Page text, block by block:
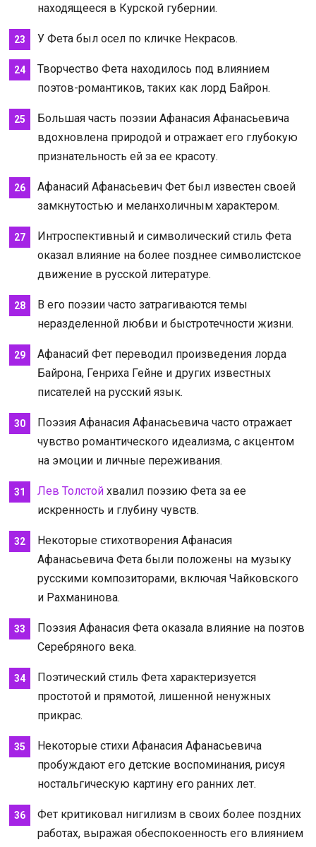
находящееся в Курской губернии.
У Фета был осел по кличке Некрасов.
Творчество Фета находилось под влиянием
поэтов-романтиков, таких как лорд Байрон.
Большая часть поэзии Афанасия Афанасьевича
вдохновлена природой и отражает его глубокую
признательность ей за ее красоту.
Афанасий Афанасьевич Фет был известен своей
замкнутостью и меланхоличным характером.
Интроспективный и символический стиль Фета
оказал влияние на более позднее символистское
движение в русской литературе.
В его поэзии часто затрагиваются темы
неразделенной любви и быстротечности жизни.
Афанасий Фет переводил произведения лорда
Байрона, Генриха Гейне и других известных
писателей на русский язык.
Поэзия Афанасия Афанасьевича часто отражает
чувство романтического идеализма, с акцентом
на эмоции и личные переживания.
Лев Толстойхвалил поэзию Фета за ее
искренность и глубину чувств.
Некоторые стихотворения Афанасия
Афанасьевича Фета были положены на музыку
русскими композиторами, включая Чайковского
и Рахманинова.
Поэзия Афанасия Фета оказала влияние на поэтов
Серебряного века.
Поэтический стиль Фета характеризуется
простотой и прямотой, лишенной ненужных
прикрас.
Некоторые стихи Афанасия Афанасьевича
пробуждают его детские воспоминания, рисуя
ностальгическую картину его ранних лет.
Фет критиковал нигилизм в своих более поздних
работах, выражая обеспокоенность его влиянием